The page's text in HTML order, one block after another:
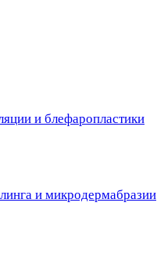
и блефаропластики
и микродермабразии